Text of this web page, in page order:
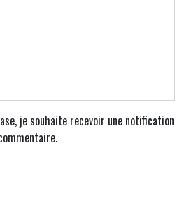
je souhaite recevoir une notification